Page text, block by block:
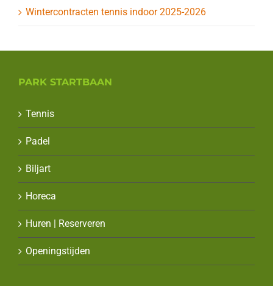
Wintercontracten tennis indoor 2025-2026
PARK STARTBAAN
Tennis
Padel
Biljart
Horeca
Huren | Reserveren
Openingstijden